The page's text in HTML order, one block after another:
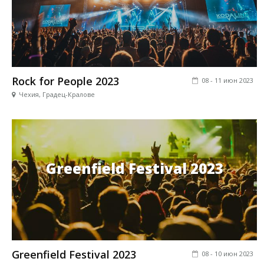
Rock for People 2023
Чехия, Градец-Кралове
08 - 11 июн 2023
Greenfield Festival 2023
Greenfield Festival 2023 08 - 10 июн 2023